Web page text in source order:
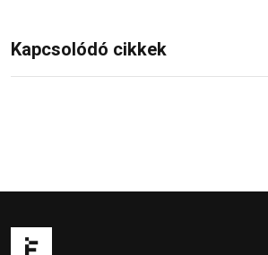
Kapcsolódó cikkek